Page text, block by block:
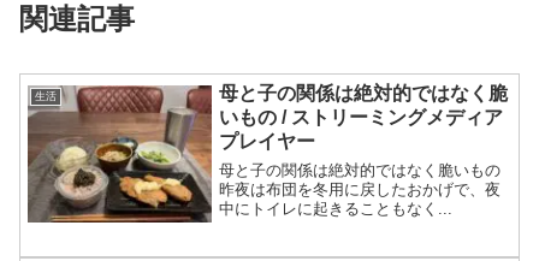
関連記事
生活
母と子の関係は絶対的ではなく脆
いもの / ストリーミングメディア
プレイヤー
母と子の関係は絶対的ではなく脆いもの
昨夜は布団を冬用に戻したおかげで、夜
中にトイレに起きることもなく...